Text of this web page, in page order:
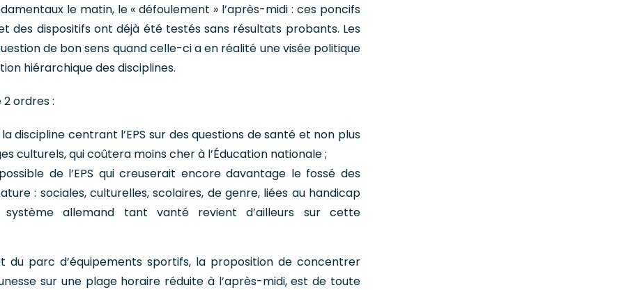
le matin, le « défoulement » l’après-midi : ces poncifs
des dispositifs ont déjà été testés sans résultats probants. Les
de bon sens quand celle-ci a en réalité une visée politique
hiérarchique des disciplines.
ordres :
discipline centrant l’EPS sur des questions de santé et non plus
culturels, qui coûtera moins cher à l’Éducation nationale ;
de l’EPS qui creuserait encore davantage le fossé des
: sociales, culturelles, scolaires, de genre, liées au handicap
allemand tant vanté revient d’ailleurs sur cette
du parc d’équipements sportifs, la proposition de concentrer
sur une plage horaire réduite à l’après-midi, est de toute